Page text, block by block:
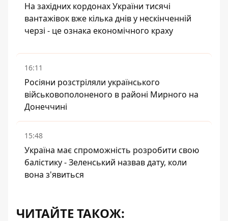
На західних кордонах України тисячі
вантажівок вже кілька днів у нескінченній
черзі - це ознака економічного краху
16:11
Росіяни розстріляли українського
військовополоненого в районі Мирного на
Донеччині
15:48
Україна має спроможність розробити свою
балістику - Зеленський назвав дату, коли
вона з'явиться
ЧИТАЙТЕ ТАКОЖ: